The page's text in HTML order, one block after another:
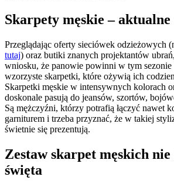
Skarpety męskie –
Przeglądając oferty sieciówek odzieżowych
tutaj) oraz butiki znanych projektantów
wniosku, że panowie powinni w tym
wzorzyste skarpetki, które ożywią ich
Skarpetki męskie w intensywnych kolorach
doskonale pasują do jeansów, szortów,
Są mężczyźni, którzy potrafią łączyć nawet
garniturem i trzeba przyznać, że w takiej
świetnie się prezentują.
Zestaw skarpet męskich
święta